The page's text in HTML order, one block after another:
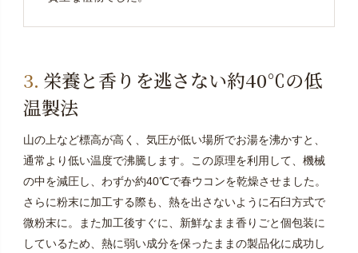
栄養と香りを逃さない約40℃の低
温製法
山の上など標高が高く、気圧が低い場所でお湯を沸かすと、
通常より低い温度で沸騰します。この原理を利用して、機械
の中を減圧し、わずか約40℃で春ウコンを乾燥させました。
さらに粉末に加工する際も、熱を出さないように石臼方式で
微粉末に。また加工後すぐに、新鮮なまま香りごと個包装に
しているため、熱に弱い成分を保ったままの製品化に成功し